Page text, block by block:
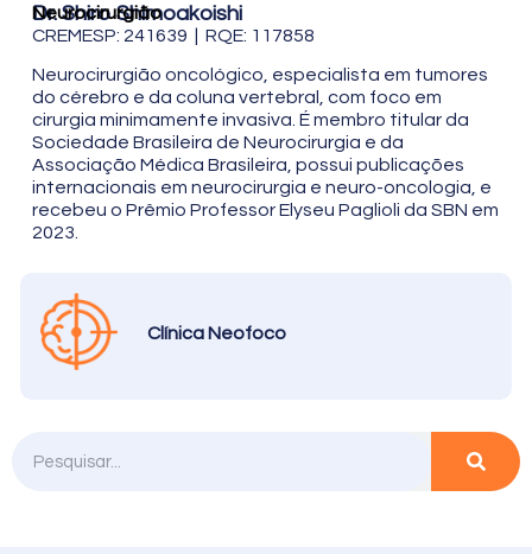
Dr. Shiro Shimoakoishi
Neurocirurgião
CREMESP: 241639 | RQE: 117858
Neurocirurgião oncológico, especialista em tumores
do cérebro e da coluna vertebral, com foco em
cirurgia minimamente invasiva. É membro titular da
Sociedade Brasileira de Neurocirurgia e da
Associação Médica Brasileira, possui publicações
internacionais em neurocirurgia e neuro-oncologia, e
recebeu o Prêmio Professor Elyseu Paglioli da SBN em
2023.
Clínica Neofoco